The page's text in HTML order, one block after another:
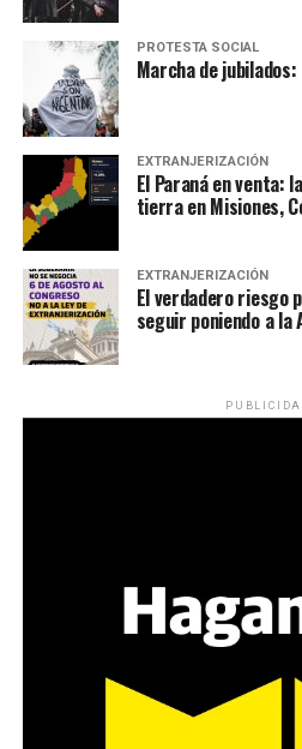
PROTESTA SOCIAL
Marcha de
EXTRANJERIZACIÓN
El Paraná en venta:
tierra en Misiones,
EXTRANJERIZACIÓN
El verdadero riesgo
seguir poniendo a